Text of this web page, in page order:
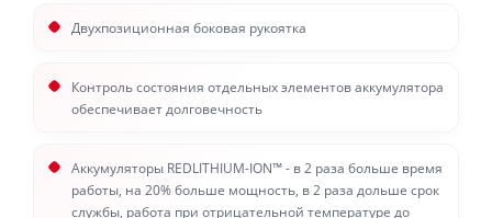
Двухпозиционная боковая рукоятка
Контроль состояния отдельных элементов аккумулятора
обеспечивает долговечность
Аккумуляторы REDLITHIUM-ION™ - в 2 раза больше время
работы, на 20% больше мощность, в 2 раза дольше срок
службы, работа при отрицательной температуре до